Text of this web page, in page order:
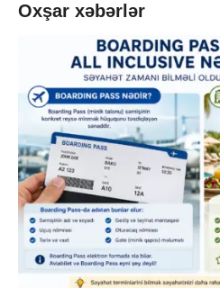
Oxşar xəbərlər